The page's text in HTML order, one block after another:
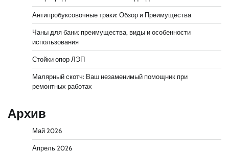
Антипробуксовочные траки: Обзор и Преимущества
Чаны для бани: преимущества, виды и особенности
использования
Стойки опор ЛЭП
Малярный скотч: Ваш незаменимый помощник при
ремонтных работах
Архив
Май 2026
Апрель 2026